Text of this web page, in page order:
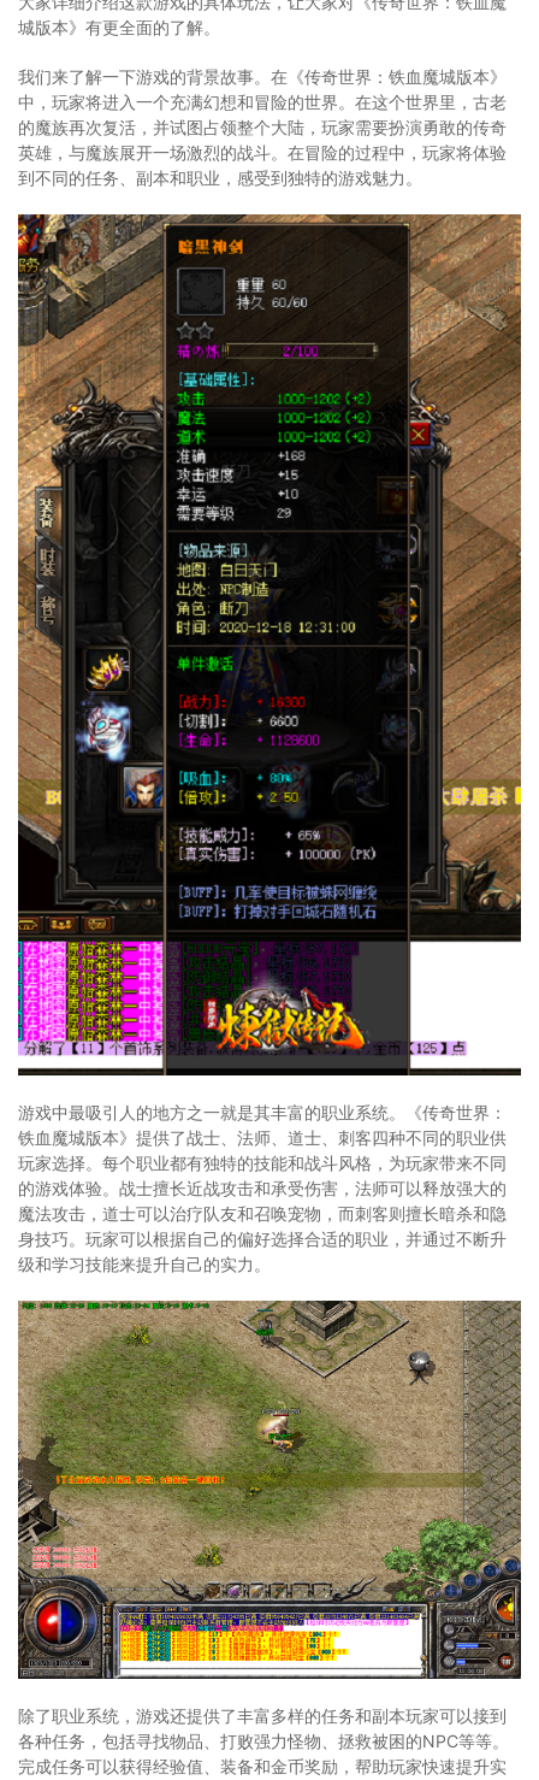
城版本》有更全面的了解。
我们来了解一下游戏的背景故事。在《传奇世界：铁血魔城版本》
中，玩家将进入一个充满幻想和冒险的世界。在这个世界里，古老
的魔族再次复活，并试图占领整个大陆，玩家需要扮演勇敢的传奇
英雄，与魔族展开一场激烈的战斗。在冒险的过程中，玩家将体验
到不同的任务、副本和职业，感受到独特的游戏魅力。
游戏中最吸引人的地方之一就是其丰富的职业系统。《传奇世界：
铁血魔城版本》提供了战士、法师、道士、刺客四种不同的职业供
玩家选择。每个职业都有独特的技能和战斗风格，为玩家带来不同
的游戏体验。战士擅长近战攻击和承受伤害，法师可以释放强大的
魔法攻击，道士可以治疗队友和召唤宠物，而刺客则擅长暗杀和隐
身技巧。玩家可以根据自己的偏好选择合适的职业，并通过不断升
级和学习技能来提升自己的实力。
除了职业系统，游戏还提供了丰富多样的任务和副本玩家可以接到
各种任务，包括寻找物品、打败强力怪物、拯救被困的NPC等等。
完成任务可以获得经验值、装备和金币奖励，帮助玩家快速提升实